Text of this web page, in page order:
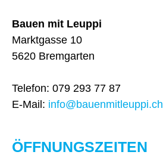
Bauen mit Leuppi
Marktgasse 10
5620 Bremgarten
Telefon: 079 293 77 87
E-Mail: info@bauenmitleuppi.ch
ÖFFNUNGSZEITEN